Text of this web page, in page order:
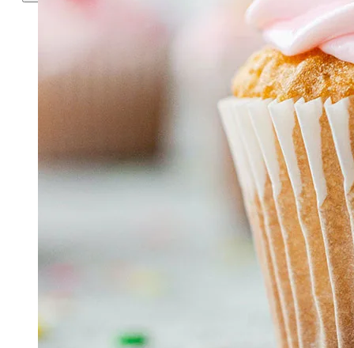
DIVERSIÓN BAJO TECHO
DIVERSIÓN AL AIRE LIBRE
BAR & PARRILLA
BUFÉ LIBRE
FIESTA
FIESTAS DE CUMPLEAÑOS
EVENTOS PARA GRUPOS
EVENTOS CORPORATIVOS
OFERTAS